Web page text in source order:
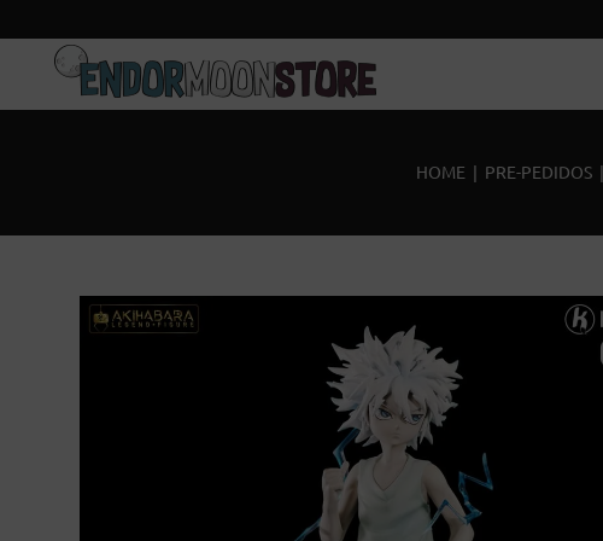
Inicio Pre-pedidos Figuras
HOME PRE-PEDIDOS